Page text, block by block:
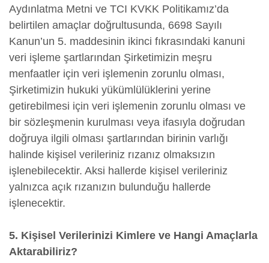
Aydınlatma Metni ve TCI KVKK Politikamız’da
belirtilen amaçlar doğrultusunda, 6698 Sayılı
Kanun’un 5. maddesinin ikinci fıkrasındaki kanuni
veri işleme şartlarından Şirketimizin meşru
menfaatler için veri işlemenin zorunlu olması,
Şirketimizin hukuki yükümlülüklerini yerine
getirebilmesi için veri işlemenin zorunlu olması ve
bir sözleşmenin kurulması veya ifasıyla doğrudan
doğruya ilgili olması şartlarından birinin varlığı
halinde kişisel verileriniz rızanız olmaksızın
işlenebilecektir. Aksi hallerde kişisel verileriniz
yalnızca açık rızanızın bulunduğu hallerde
işlenecektir.
5. Kişisel Verilerinizi Kimlere ve Hangi Amaçlarla
Aktarabiliriz?